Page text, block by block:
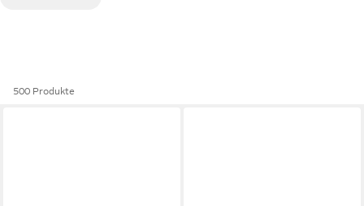
500 Produkte